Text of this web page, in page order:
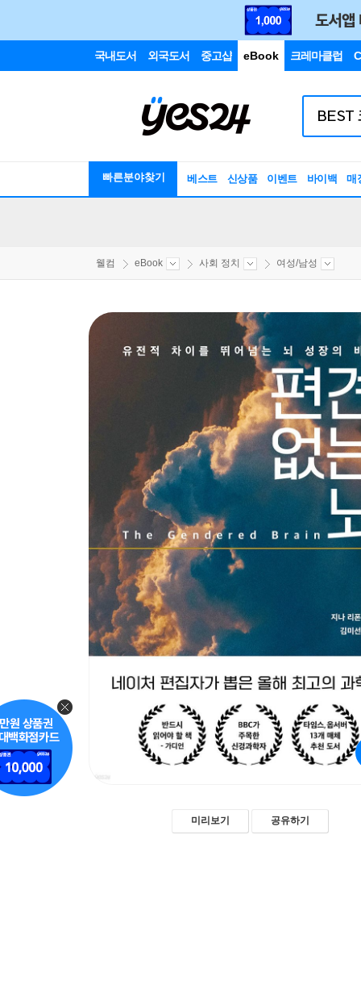
국내도서 외국도서 중고샵 eBook 크레마클럽
빠른분야찾기 베스트 신상품 이벤트 바이백 매
웰컴 eBook 사회 정치 여성/남성
미리보기 공유하기